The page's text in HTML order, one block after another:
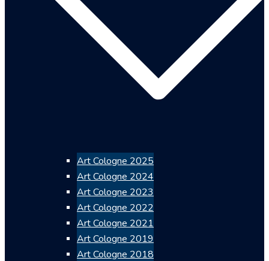
Art Cologne 2025
Art Cologne 2024
Art Cologne 2023
Art Cologne 2022
Art Cologne 2021
Art Cologne 2019
Art Cologne 2018